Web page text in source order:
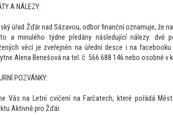
A NÁLEZY:
úřad Žďár nad Sázavou, odbor finanční oznamuje, že
to a minulého týdne předány následující nálezy: dvě
věcí je zveřejněn na úřední desce i na
Alena Benešová na tel. č. 566 688 146 nebo
POZVÁNKY:
Vás na Letní cvičení na Farčatech, které pořádá Měs
Aktivně pro Žďár.